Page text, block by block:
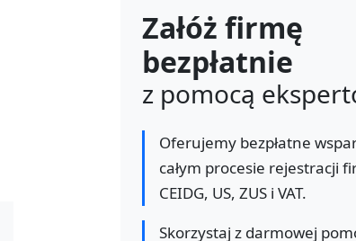
Załóż firmę
bezpłatnie
z pomocą
Oferujemy bezpłatne
całym procesie rejestracji
CEIDG, US, ZUS i VAT.
Skorzystaj z darmowej